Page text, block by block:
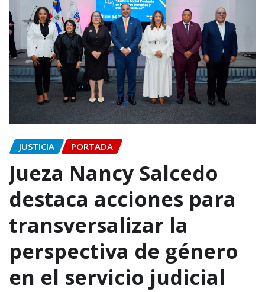
JUSTICIA PORTADA
Jueza Nancy Salcedo
destaca acciones para
transversalizar la
perspectiva de género
en el servicio judicial